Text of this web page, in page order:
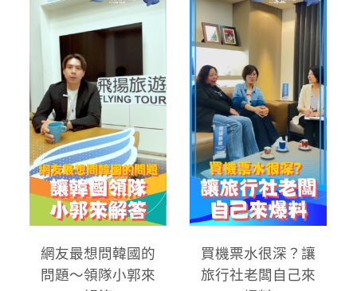
網友最想問韓國的
問題～領隊小郭來
買機票水很深？讓
旅行社老闆自己來